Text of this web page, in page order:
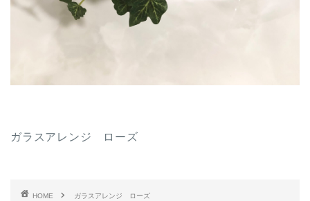
ガラスアレンジ ローズ
HOME ガラスアレンジ ローズ